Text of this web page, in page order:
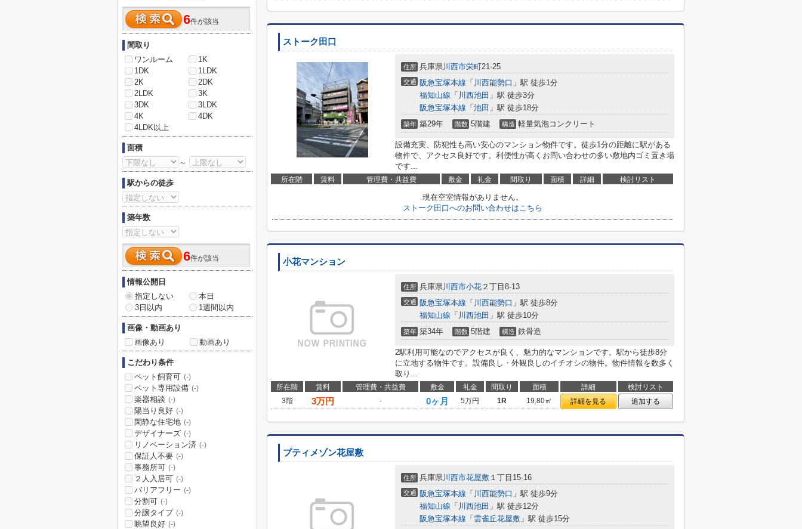
ストーク田口
住所 兵庫県川西市栄町21-25
交通 阪急宝塚本線 「 川西能勢口 」駅 徒歩1分
福知山線 「 川西池田 」駅 徒歩3分
阪急宝塚本線 「 池田 」駅 徒歩18分
築年 築29年 階数 5階建 構造 軽量気泡コンクリート
設備充実、防犯性も高い安心のマンション物件です。徒歩1分の距離に駅がある
物件で、アクセス良好です。利便性が高くお問い合わせの多い敷地内ゴミ置き場
です...
所在階 賃料 管理費・共益費 敷金 礼金 間取り 面積 詳細 検討リスト
現在空室情報がありません。
ストーク田口へのお問い合わせはこちら
小花マンション
住所 兵庫県川西市小花 ２丁目8-13
交通 阪急宝塚本線 「 川西能勢口 」駅 徒歩8分
福知山線 「 川西池田 」駅 徒歩10分
築年 築34年 階数 5階建 構造 鉄骨造
2駅利用可能なのでアクセスが良く、魅力的なマンションです。駅から徒歩8分
に立地する物件です。設備良し・外観良しのイチオシの物件。物件情報を数多く
取り...
所在階 賃料 管理費・共益費 敷金 礼金 間取り 面積 詳細
検討リスト
3階
3万円 - 0ヶ月 5万円 1R 19.80㎡ 詳細を見る 追加する
プティメゾン花屋敷
住所 兵庫県川西市花屋敷 １丁目15-16
交通 阪急宝塚本線 「 川西能勢口 」駅 徒歩9分
福知山線 「 川西池田 」駅 徒歩12分
阪急宝塚本線 「 雲雀丘花屋敷 」駅 徒歩15分
6件が該当
間取り
ワンルーム
1K
1DK
1LDK
2K
2DK
2LDK
3K
3DK
3LDK
4K
4DK
4LDK以上
面積
～
駅からの徒歩
築年数
6件が該当
情報公開日
指定しない
本日
3日以内
1週間以内
画像・動画あり
画像あり
動画あり
こだわり条件
ペット飼育可 (-)
ペット専用設備 (-)
楽器相談 (-)
陽当り良好 (-)
閑静な住宅地 (-)
デザイナーズ (-)
リノベーション済 (-)
保証人不要 (-)
事務所可 (-)
２人入居可 (-)
バリアフリー (-)
分割可 (-)
分譲タイプ (-)
眺望良好 (-)